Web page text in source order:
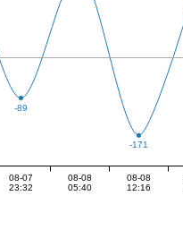
-89
-171
08-07
23:32
08-08
05:40
08-08
12:16